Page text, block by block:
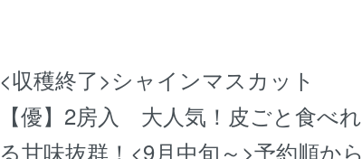
<収穫終了>シャインマスカット
【優】2房入 大人気！皮ごと食べれ
る甘味抜群！<9月中旬～>予約順から